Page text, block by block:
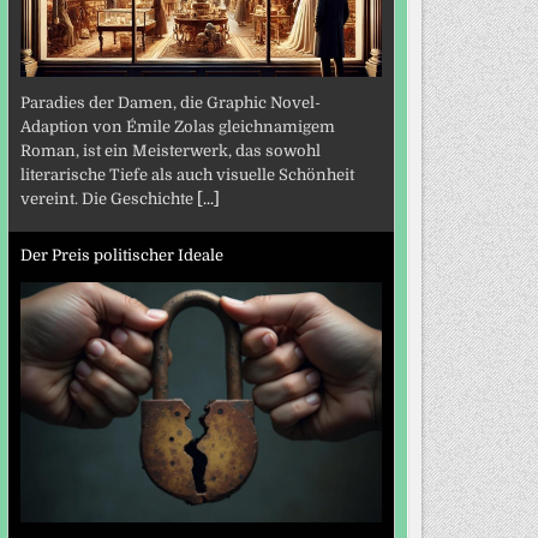
Paradies der Damen, die Graphic Novel-
Adaption von Émile Zolas gleichnamigem
Roman, ist ein Meisterwerk, das sowohl
literarische Tiefe als auch visuelle Schönheit
vereint. Die Geschichte [...]
Der Preis politischer Ideale